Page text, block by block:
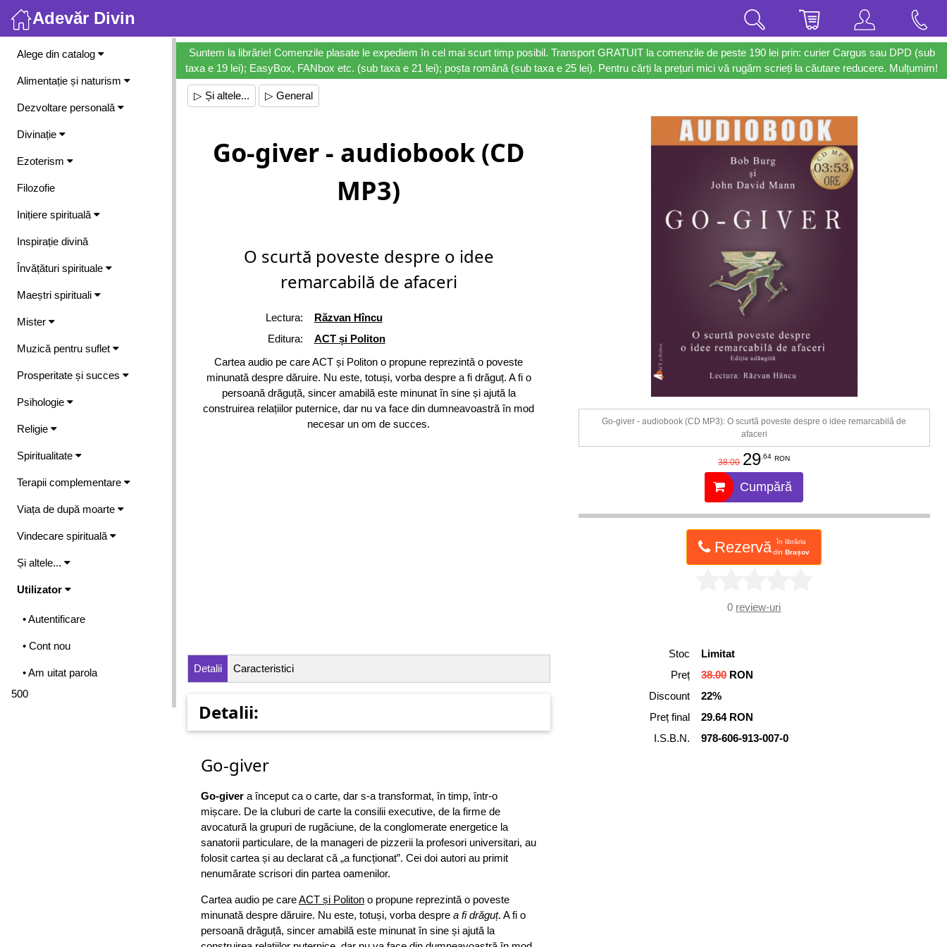
Adevăr Divin
Meniu
Alege din catalog
Alimentație și naturism
Dezvoltare personală
Divinație
Ezoterism
Filozofie
Inițiere spirituală
Inspirație divină
Învățături spirituale
Maeștri spirituali
Mister
Muzică pentru suflet
Prosperitate și succes
Psihologie
Religie
Spiritualitate
Terapii complementare
Viața de după moarte
Vindecare spirituală
Și altele...
Utilizator
• Autentificare
• Cont nou
• Am uitat parola
500
Suntem la librărie! Comenzile plasate le expediem în cel mai scurt timp posibil. Transport GRATUIT la comenzile de peste 190 lei prin: curier Cargus sau DPD (sub
taxa e 19 lei); EasyBox, FANbox etc. (sub taxa e 21 lei); poșta română (sub taxa e 25 lei). Pentru cărți la prețuri mici vă rugăm scrieți la căutare reducere. Mulțumim!
▷ Și altele... ▷ General
Go-giver - audiobook (CD
MP3)
O scurtă poveste despre o idee
remarcabilă de afaceri
Lectura:
Răzvan Hîncu
Editura:
ACT și Politon
Cartea audio pe care ACT și Politon o propune reprezintă o poveste
minunată despre dăruire. Nu este, totuși, vorba despre a fi drăguț. A fi o
persoană drăguță, sincer amabilă este minunat în sine și ajută la
construirea relațiilor puternice, dar nu va face din dumneavoastră în mod
necesar un om de succes.
Go-giver - audiobook (CD MP3): O scurtă poveste despre o idee remarcabilă de
afaceri
38.00 29 .64 RON
Cumpără
Rezervă
în librăria
dinBrașov
0 review-uri
Detalii Caracteristici
Detalii:
Go-giver
Go-giver a început ca o carte, dar s-a transformat, în timp, într-o
mișcare. De la cluburi de carte la consilii executive, de la firme de
avocatură la grupuri de rugăciune, de la conglomerate energetice la
sanatorii particulare, de la manageri de pizzerii la profesori universitari, au
folosit cartea și au declarat că „a funcționat”. Cei doi autori au primit
nenumărate scrisori din partea oamenilor.
Cartea audio pe careACT și Politon o propune reprezintă o poveste
minunată despre dăruire. Nu este, totuși, vorba despre a fi drăguț. A fi o
persoană drăguță, sincer amabilă este minunat în sine și ajută la
Stoc
Limitat
Preț
38.00RON
Discount
22%
Preț final
29.64 RON
I.S.B.N.
978-606-913-007-0